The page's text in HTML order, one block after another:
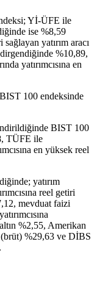
Yİ-ÜFE ile
ise %8,59
sağlayan yatırım aracı
%10,89,
yatırımcısına en
100 endeksinde
BIST 100
TÜFE ile
en yüksek reel
yatırım
reel getiri
mevduat faizi
%2,55, Amerikan
%29,63 ve DİBS